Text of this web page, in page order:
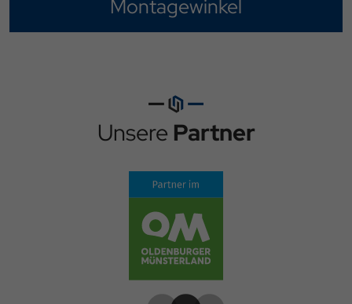
Montagewinkel
Unsere Partner